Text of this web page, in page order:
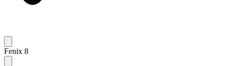
Fenix 8